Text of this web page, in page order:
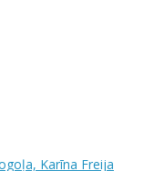
Karīna Freija